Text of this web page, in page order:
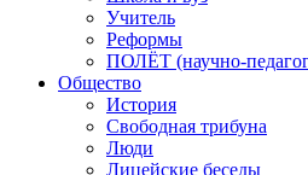
Учитель
Реформы
ПОЛЁТ (научно-
Общество
История
Свободная трибуна
Люди
Лицейские беседы